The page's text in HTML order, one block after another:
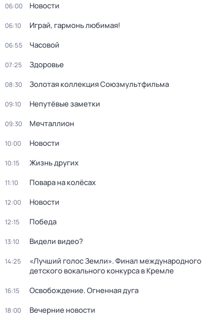
06:00 Новости
06:10 Играй, гармонь любимая!
06:55 Часовой
07:25 Здоровье
08:30 Золотая коллекция Союзмультфильма
09:10 Непутёвые заметки
09:30 Мечталлион
10:00 Новости
10:15 Жизнь других
11:10 Повара на колёсах
12:00 Новости
12:15 Победа
13:10 Видели видео?
14:25
«Лучший голос Земли». Финал международного
детского вокального конкурса в Кремле
16:15 Освобождение. Огненная дуга
18:00 Вечерние новости